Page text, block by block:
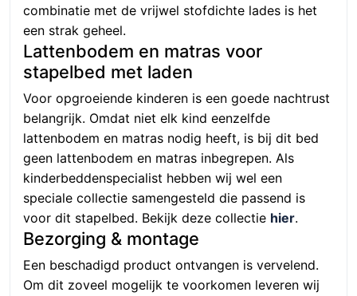
combinatie met de vrijwel stofdichte lades is het
een strak geheel.
Lattenbodem en matras voor
stapelbed met laden
Voor opgroeiende kinderen is een goede nachtrust
belangrijk. Omdat niet elk kind eenzelfde
lattenbodem en matras nodig heeft, is bij dit bed
geen lattenbodem en matras inbegrepen. Als
kinderbeddenspecialist hebben wij wel een
speciale collectie samengesteld die passend is
voor dit stapelbed. Bekijk deze collectie hier.
Bezorging & montage
Een beschadigd product ontvangen is vervelend.
Om dit zoveel mogelijk te voorkomen leveren wij